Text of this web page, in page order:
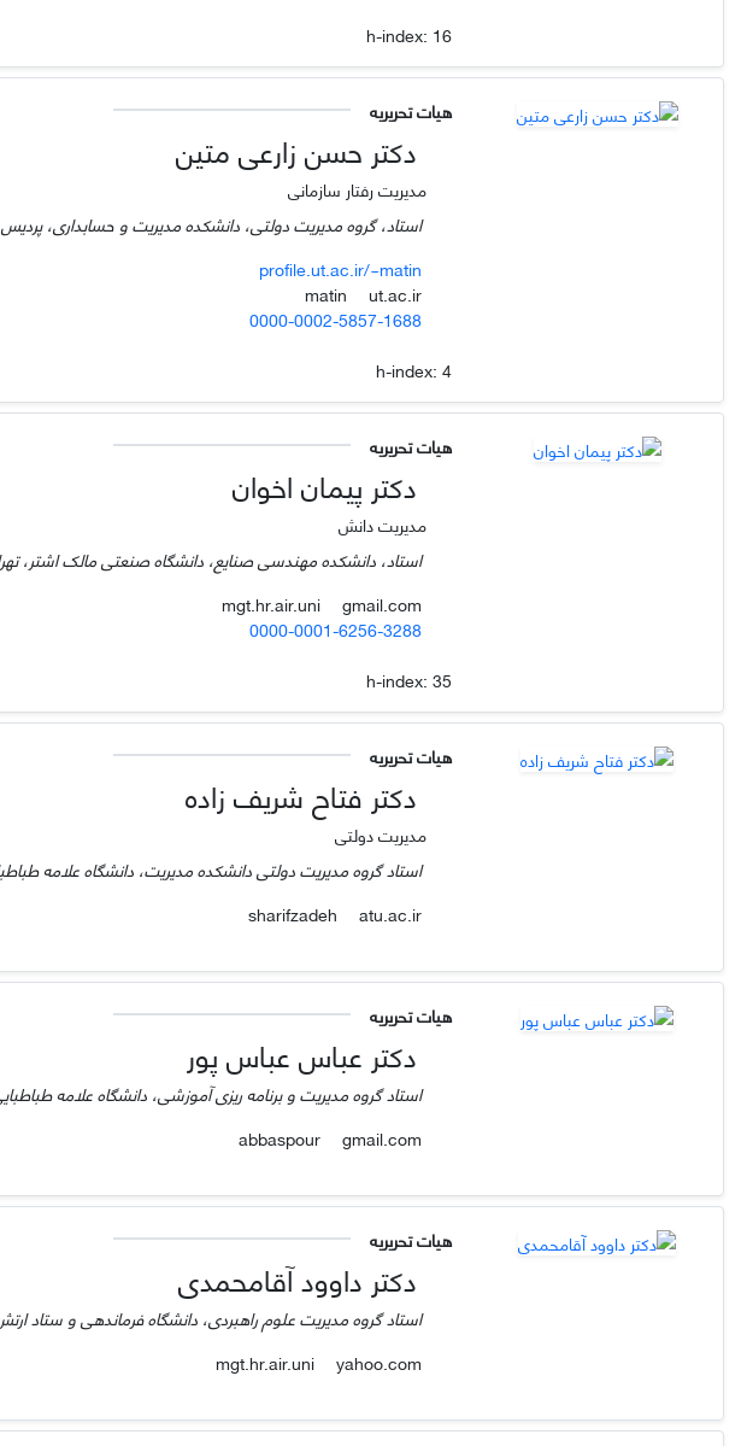
h-index: 16
هیات تحریریه
دکتر حسن زارعی متین
مدیریت رفتار سازمانی
استاد، گروه مدیریت دولتی، دانشکده مدیریت و حسابداری، پردیس
profile.ut.ac.ir/~matin
matin
ut.ac.ir
0000-0002-5857-1688
h-index: 4
هیات تحریریه
دکتر پیمان اخوان
مدیریت دانش
استاد، دانشکده مهندسی صنایع، دانشگاه صنعتی مالک اشتر،
gmail.com
0000-0001-6256-3288
h-index: 35
هیات تحریریه
دکتر فتاح شریف زاده
مدیریت دولتی
استاد گروه مدیریت دولتی دانشکده مدیریت، دانشگاه علامه
sharifzadeh
atu.ac.ir
هیات تحریریه
دکتر عباس عباس پور
استاد گروه مدیریت و برنامه ریزی آموزشی، دانشگاه علامه
gmail.com
هیات تحریریه
دکتر داوود آقامحمدی
استاد گروه مدیریت علوم راهبردی، دانشگاه فرماندهی و ستاد
yahoo.com